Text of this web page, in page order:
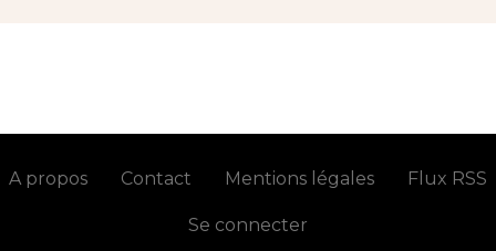
A propos Contact Mentions légales Flux RSS
Se connecter